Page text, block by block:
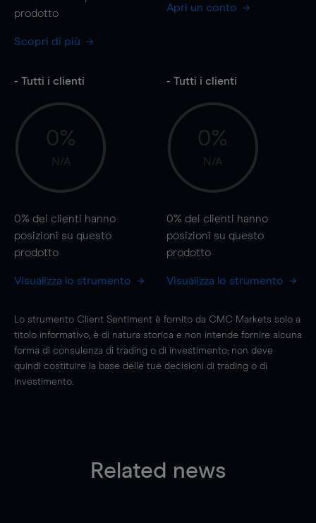
prodotto
Scopri di più
Apri un conto
- Tutti i clienti
0%
N/A
0% dei clienti hanno
posizioni su questo
prodotto
Visualizza lo strumento
- Tutti i clienti
0%
N/A
0% dei clienti hanno
posizioni su questo
prodotto
Visualizza lo strumento
Lo strumento Client Sentiment è fornito da CMC Markets solo a
titolo informativo, è di natura storica e non intende fornire alcuna
forma di consulenza di trading o di investimento; non deve
quindi costituire la base delle tue decisioni di trading o di
investimento.
Related news